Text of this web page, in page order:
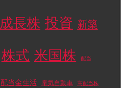
成長株 投資 新築
株式 米国株 配当
配当金生活 電気自動車 高配当株